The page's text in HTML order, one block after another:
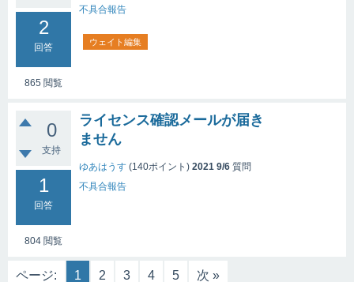
2
回答
865 閲覧
不具合報告
ウェイト編集
0
支持
1
回答
804 閲覧
ライセンス確認メールが届き
ません
ゆあはうす (140ポイント) 2021 9/6 質問
不具合報告
ページ: 1 2 3 4 5 次 »